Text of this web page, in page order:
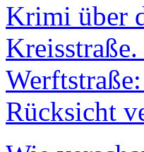
Krimi über
Rücksicht